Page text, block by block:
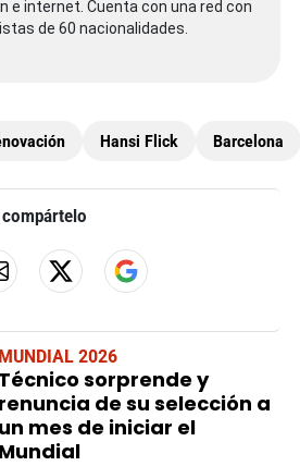
e internet. Cuenta con una red con
de 60 nacionalidades.
Hansi Flick Barcelona
MUNDIAL 2026
Técnico sorprende y
renuncia de su selección a
un mes de iniciar el
Mundial